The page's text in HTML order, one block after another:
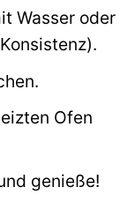
Wasser oder
Ofen
genieße!